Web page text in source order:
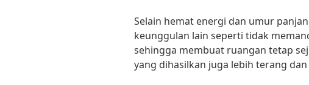
Selain hemat energi dan umur
keunggulan lain seperti tidak
sehingga membuat ruangan tetap
yang dihasilkan juga lebih terang